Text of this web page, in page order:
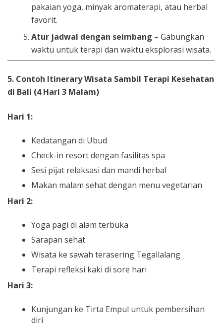
pakaian yoga, minyak aromaterapi, atau herbal
favorit.
Atur jadwal dengan seimbang – Gabungkan
waktu untuk terapi dan waktu eksplorasi wisata.
5. Contoh Itinerary Wisata Sambil Terapi Kesehatan
di Bali (4 Hari 3 Malam)
Hari 1:
Kedatangan di Ubud
Check-in resort dengan fasilitas spa
Sesi pijat relaksasi dan mandi herbal
Makan malam sehat dengan menu vegetarian
Hari 2:
Yoga pagi di alam terbuka
Sarapan sehat
Wisata ke sawah terasering Tegallalang
Terapi refleksi kaki di sore hari
Hari 3:
Kunjungan ke Tirta Empul untuk pembersihan
diri